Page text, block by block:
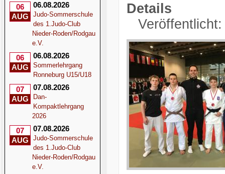
06
AUG
06.08.2026
Judo-Sommerschule
des 1.Judo-Club
Nieder-Roden/Rodgau
e.V.
06
AUG
06.08.2026
Sommerlehrgang
Ronneburg U15/U18
07
AUG
07.08.2026
Dan-
Kompaktlehrgang
2026
07
AUG
07.08.2026
Judo-Sommerschule
des 1.Judo-Club
Nieder-Roden/Rodgau
e.V.
Details